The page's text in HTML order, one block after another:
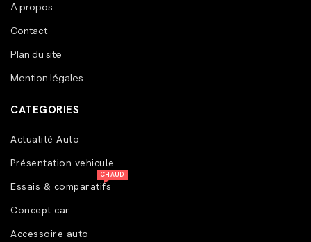
A propos
Contact
Plan du site
Mention légales
CATEGORIES
Actualité Auto
Présentation vehicule
Essais & comparatifs
CHAUD
Concept car
Accessoire auto